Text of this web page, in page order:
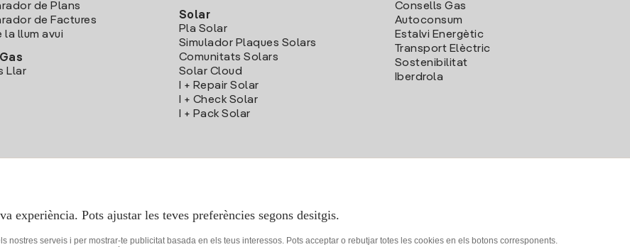
de Plans
de Factures
la llum avui
Llar
Solar
Pla Solar
Simulador Plaques Solars
Comunitats Solars
Solar Cloud
I + Repair Solar
I + Check Solar
I + Pack Solar
Consells Gas
Autoconsum
Estalvi Energètic
Transport Elèctric
Sostenibilitat
Iberdrola
experiència. Pots ajustar les teves preferències segons desitgis.
nostres serveis i per mostrar-te publicitat basada en els teus interessos. Pots acceptar o rebutjar totes les cookies en els botons corresponents.